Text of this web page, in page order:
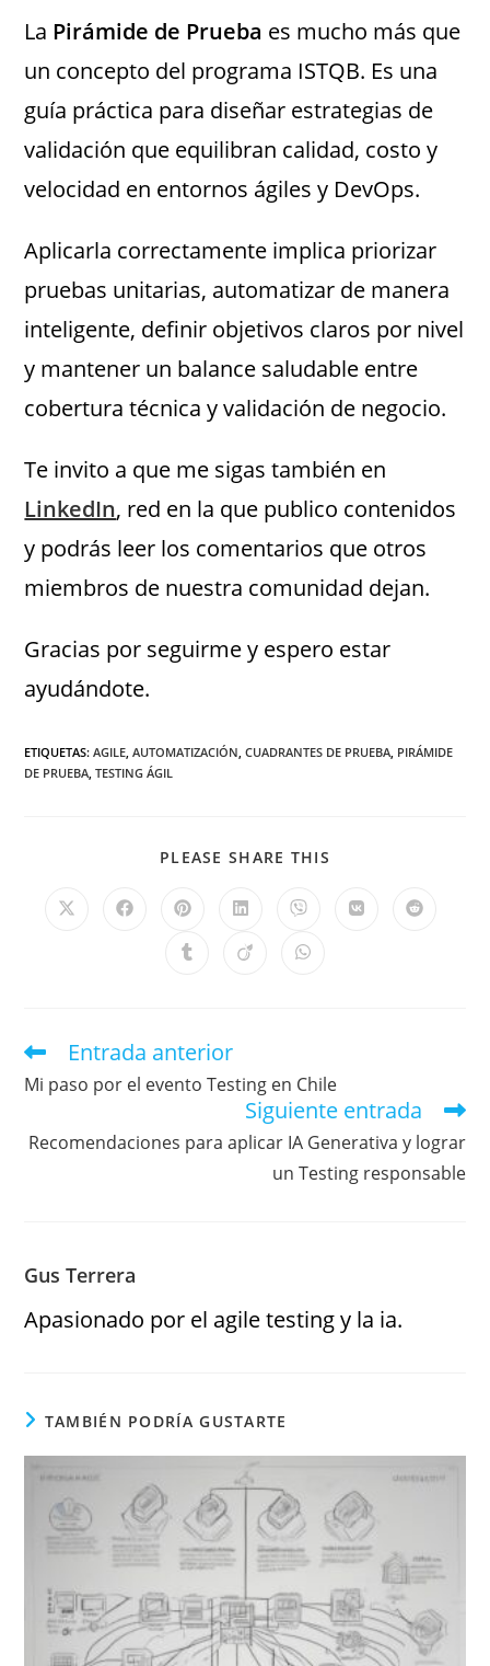
La Pirámide de Prueba es mucho más que
un concepto del programa ISTQB. Es una
guía práctica para diseñar estrategias de
validación que equilibran calidad, costo y
velocidad en entornos ágiles y DevOps.
Aplicarla correctamente implica priorizar
pruebas unitarias, automatizar de manera
inteligente, definir objetivos claros por nivel
y mantener un balance saludable entre
cobertura técnica y validación de negocio.
Te invito a que me sigas también en
LinkedIn, red en la que publico contenidos
y podrás leer los comentarios que otros
miembros de nuestra comunidad dejan.
Gracias por seguirme y espero estar
ayudándote.
ETIQUETAS:AGILE, AUTOMATIZACIÓN, CUADRANTES DE PRUEBA, PIRÁMIDE
DE PRUEBA, TESTING ÁGIL
PLEASE SHARE THIS
Entrada anterior
Mi paso por el evento Testing en Chile
Siguiente entrada
Recomendaciones para aplicar IA Generativa y lograr
un Testing responsable
Gus Terrera
Apasionado por el agile testing y la ia.
TAMBIÉN PODRÍA GUSTARTE